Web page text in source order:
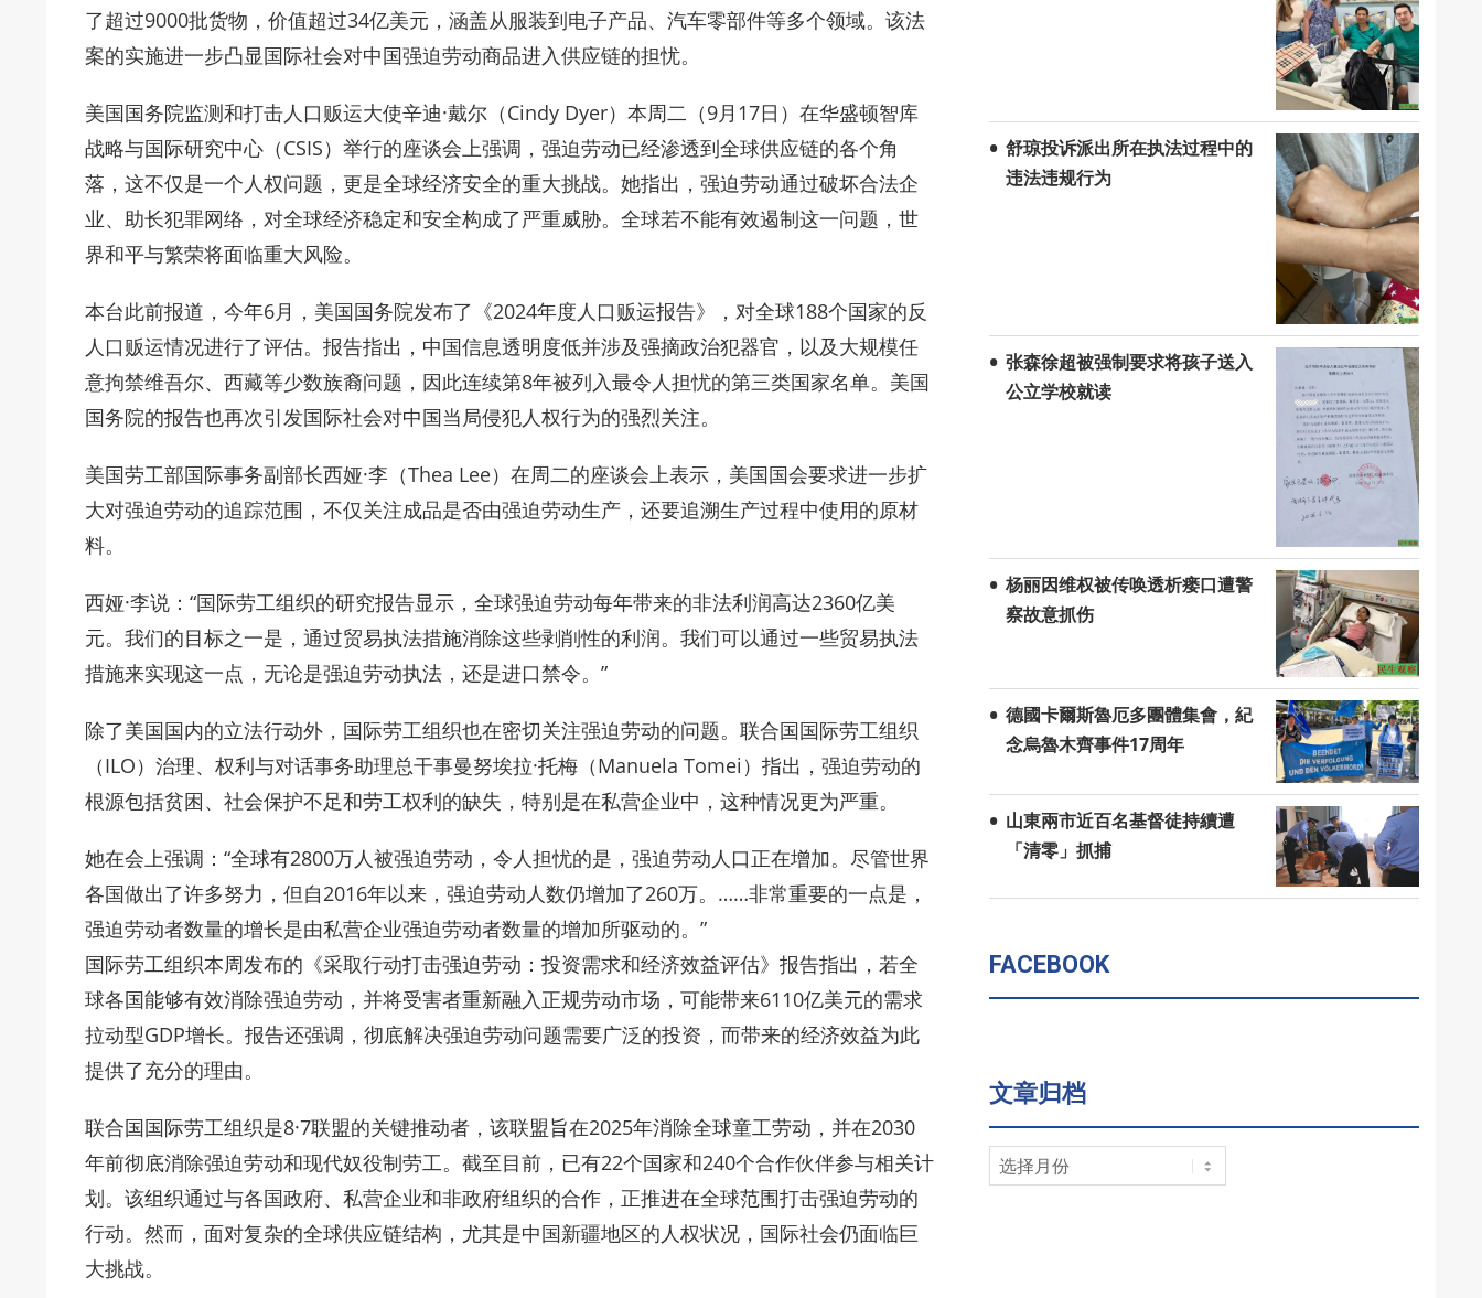
了超过9000批货物，价值超过34亿美元，涵盖从服装到电子产品、汽车零部件等多个领域。该法
案的实施进一步凸显国际社会对中国强迫劳动商品进入供应链的担忧。
美国国务院监测和打击人口贩运大使辛迪·戴尔（Cindy Dyer）本周二（9月17日）在华盛顿智库
战略与国际研究中心（CSIS）举行的座谈会上强调，强迫劳动已经渗透到全球供应链的各个角
落，这不仅是一个人权问题，更是全球经济安全的重大挑战。她指出，强迫劳动通过破坏合法企
业、助长犯罪网络，对全球经济稳定和安全构成了严重威胁。全球若不能有效遏制这一问题，世
界和平与繁荣将面临重大风险。
本台此前报道，今年6月，美国国务院发布了《2024年度人口贩运报告》，对全球188个国家的反
人口贩运情况进行了评估。报告指出，中国信息透明度低并涉及强摘政治犯器官，以及大规模任
意拘禁维吾尔、西藏等少数族裔问题，因此连续第8年被列入最令人担忧的第三类国家名单。美国
国务院的报告也再次引发国际社会对中国当局侵犯人权行为的强烈关注。
美国劳工部国际事务副部长西娅·李（Thea Lee）在周二的座谈会上表示，美国国会要求进一步扩
大对强迫劳动的追踪范围，不仅关注成品是否由强迫劳动生产，还要追溯生产过程中使用的原材
料。
西娅·李说：“国际劳工组织的研究报告显示，全球强迫劳动每年带来的非法利润高达2360亿美
元。我们的目标之一是，通过贸易执法措施消除这些剥削性的利润。我们可以通过一些贸易执法
措施来实现这一点，无论是强迫劳动执法，还是进口禁令。”
除了美国国内的立法行动外，国际劳工组织也在密切关注强迫劳动的问题。联合国国际劳工组织
（ILO）治理、权利与对话事务助理总干事曼努埃拉·托梅（Manuela Tomei）指出，强迫劳动的
根源包括贫困、社会保护不足和劳工权利的缺失，特别是在私营企业中，这种情况更为严重。
她在会上强调：“全球有2800万人被强迫劳动，令人担忧的是，强迫劳动人口正在增加。尽管世界
各国做出了许多努力，但自2016年以来，强迫劳动人数仍增加了260万。……非常重要的一点是，
强迫劳动者数量的增长是由私营企业强迫劳动者数量的增加所驱动的。”
国际劳工组织本周发布的《采取行动打击强迫劳动：投资需求和经济效益评估》报告指出，若全
球各国能够有效消除强迫劳动，并将受害者重新融入正规劳动市场，可能带来6110亿美元的需求
拉动型GDP增长。报告还强调，彻底解决强迫劳动问题需要广泛的投资，而带来的经济效益为此
提供了充分的理由。
联合国国际劳工组织是8·7联盟的关键推动者，该联盟旨在2025年消除全球童工劳动，并在2030
年前彻底消除强迫劳动和现代奴役制劳工。截至目前，已有22个国家和240个合作伙伴参与相关计
划。该组织通过与各国政府、私营企业和非政府组织的合作，正推进在全球范围打击强迫劳动的
行动。然而，面对复杂的全球供应链结构，尤其是中国新疆地区的人权状况，国际社会仍面临巨
大挑战。
舒琼投诉派出所在执法过程中的
违法违规行为
张森徐超被强制要求将孩子送入
公立学校就读
杨丽因维权被传唤透析瘘口遭警
察故意抓伤
德國卡爾斯魯厄多團體集會，紀
念烏魯木齊事件17周年
山東兩市近百名基督徒持續遭
「清零」抓捕
FACEBOOK
文章归档
文
章